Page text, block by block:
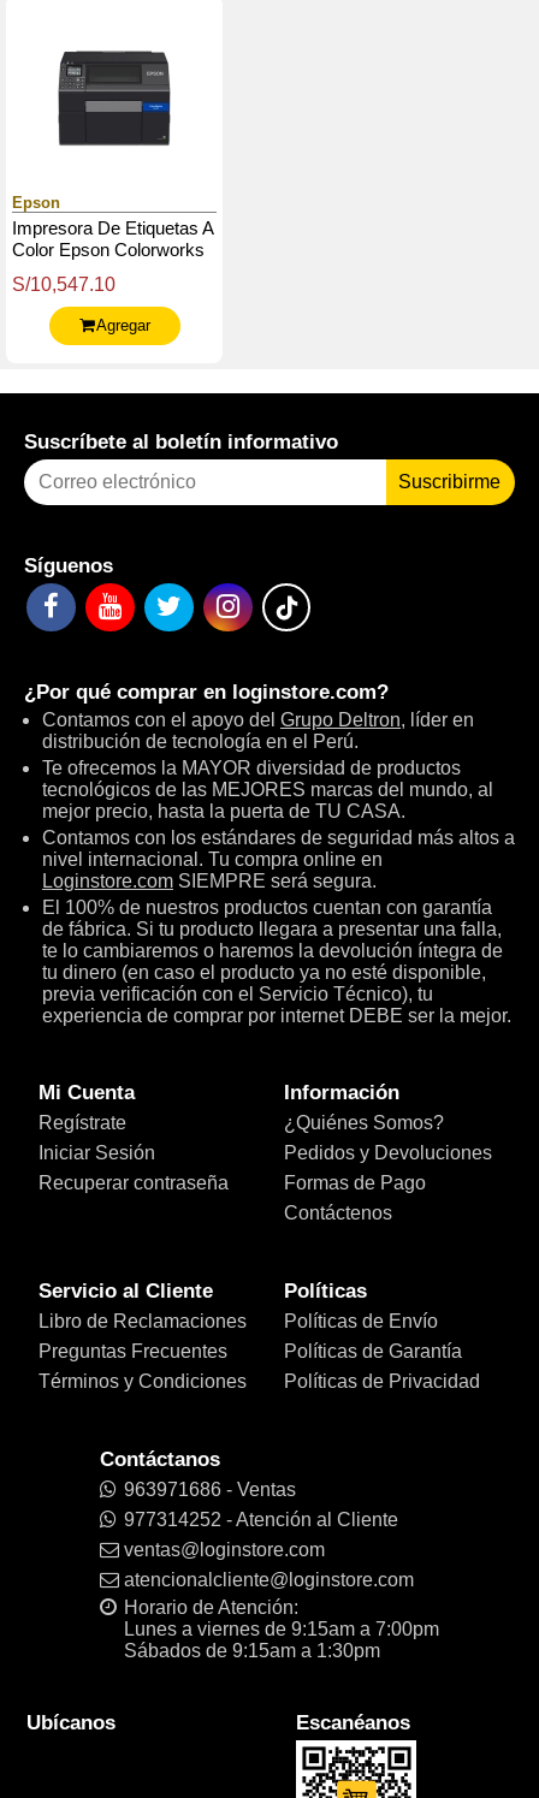
Epson
Impresora De Etiquetas A
Color Epson Colorworks
Automático Integrado
S/10,547.10
Agregar
Suscríbete al boletín informativo
Suscribirme
Síguenos
¿Por qué comprar en loginstore.com?
Contamos con el apoyo del Grupo Deltron, líder en
distribución de tecnología en el Perú.
Te ofrecemos la MAYOR diversidad de productos
tecnológicos de las MEJORES marcas del mundo, al
mejor precio, hasta la puerta de TU CASA.
Contamos con los estándares de seguridad más altos a
nivel internacional. Tu compra online en
Loginstore.com SIEMPRE será segura.
El 100% de nuestros productos cuentan con garantía
de fábrica. Si tu producto llegara a presentar una falla,
te lo cambiaremos o haremos la devolución íntegra de
tu dinero (en caso el producto ya no esté disponible,
previa verificación con el Servicio Técnico), tu
experiencia de comprar por internet DEBE ser la mejor.
Mi Cuenta
Regístrate
Iniciar Sesión
Recuperar contraseña
Información
¿Quiénes Somos?
Pedidos y Devoluciones
Formas de Pago
Contáctenos
Servicio al Cliente
Libro de Reclamaciones
Preguntas Frecuentes
Términos y Condiciones
Políticas
Políticas de Envío
Políticas de Garantía
Políticas de Privacidad
Contáctanos
963971686 - Ventas
977314252 - Atención al Cliente
ventas@loginstore.com
atencionalcliente@loginstore.com
Horario de Atención:
Lunes a viernes de 9:15am a 7:00pm
Sábados de 9:15am a 1:30pm
Ubícanos Escanéanos